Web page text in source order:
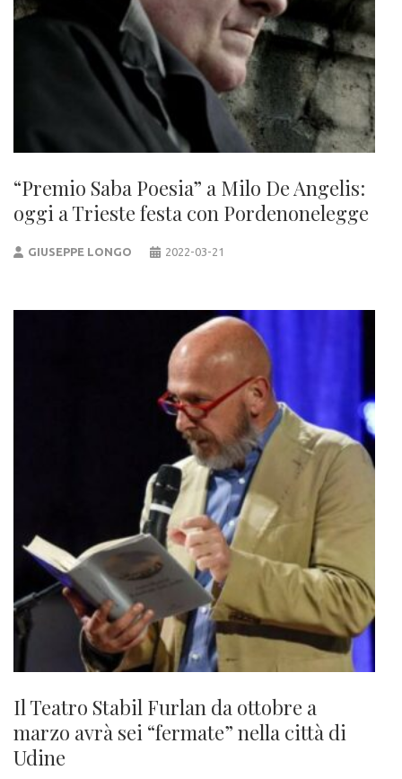
“Premio Saba Poesia” a Milo De Angelis:
oggi a Trieste festa con Pordenonelegge
GIUSEPPE LONGO 2022-03-21
Il Teatro Stabil Furlan da ottobre a
marzo avrà sei “fermate” nella città di
Udine